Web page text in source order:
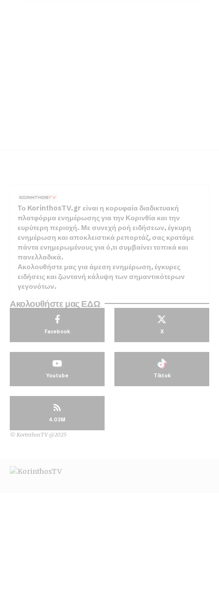
Το KorinthosTV.gr είναι η κορυφαία διαδικτυακή
πλατφόρμα ενημέρωσης για την Κορινθία και την
ευρύτερη περιοχή. Με συνεχή ροή ειδήσεων, έγκυρη
ενημέρωση και αποκλειστικά ρεπορτάζ, σας κρατάμε
πάντα ενημερωμένους για ό,τι συμβαίνει τοπικά και
πανελλαδικά.
Ακολουθήστε μας για άμεση ενημέρωση, έγκυρες
ειδήσεις και ζωντανή κάλυψη των σημαντικότερων
γεγονότων.
Ακολουθήστε μας ΕΔΩ
Facebook X
Youtube Tiktok
4.03M
© KorinthosTV @2025